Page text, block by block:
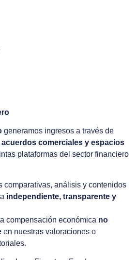
generamos ingresos a través de
comerciales y espacios
plataformas del sector financiero
comparativas, análisis y contenidos
independiente, transparente y
compensación económica no
en nuestras valoraciones o